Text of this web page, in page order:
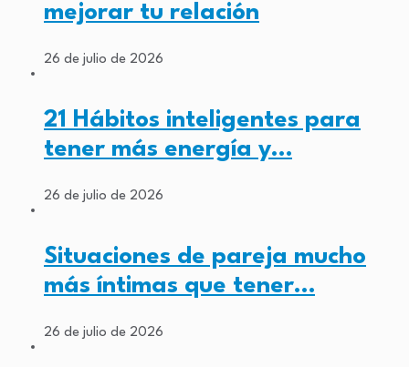
mejorar tu relación
26 de julio de 2026
21 Hábitos inteligentes para
tener más energía y…
26 de julio de 2026
Situaciones de pareja mucho
más íntimas que tener…
26 de julio de 2026